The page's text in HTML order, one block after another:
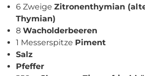
6 Zweige Zitronenthymian
Thymian)
8 Wacholderbeeren
1 Messerspitze Piment
Salz
Pfeffer